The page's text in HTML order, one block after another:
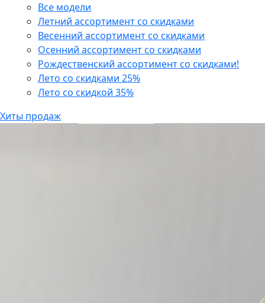
Все модели
Летний ассортимент со скидками
Весенний ассортимент со скидками
Осенний ассортимент со скидками
Рождественский ассортимент со скидками!
Лето со скидками 25%
Лето со скидкой 35%
Хиты продаж